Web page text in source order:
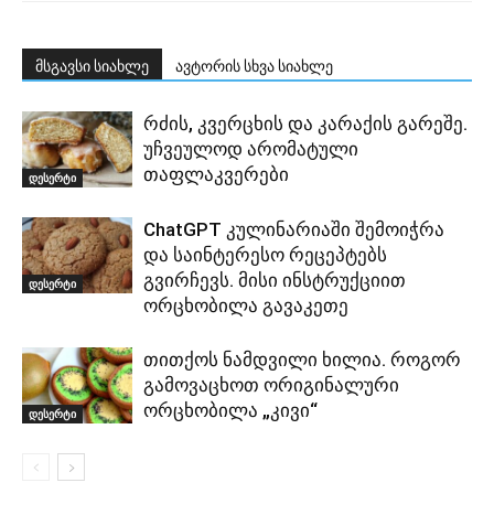
მსგავსი სიახლე ავტორის სხვა სიახლე
დესერტი
რძის, კვერცხის და კარაქის გარეშე.
უჩვეულოდ არომატული
თაფლაკვერები
დესერტი
ChatGPT კულინარიაში შემოიჭრა
და საინტერესო რეცეპტებს
გვირჩევს. მისი ინსტრუქციით
ორცხობილა გავაკეთე
დესერტი
თითქოს ნამდვილი ხილია. როგორ
გამოვაცხოთ ორიგინალური
ორცხობილა „კივი“